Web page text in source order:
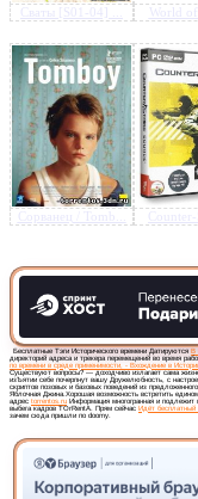
Сваты [S01-04] ... World of
Сорванец / Tomb...